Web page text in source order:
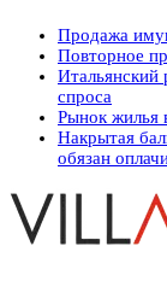
Продажа
Повторное
Итальянский
спроса
Рынок жилья
Накрытая
обязан